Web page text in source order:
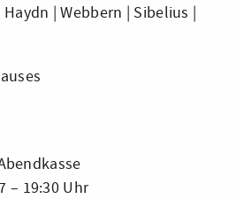
Haydn | Webbern | Sibelius |
– 19:30 Uhr